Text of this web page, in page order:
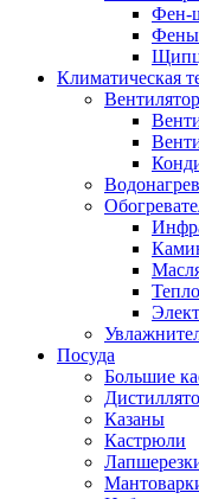
Фен-
Фены
Климатическая
Посуда
Большие
Казаны
Кастрюли